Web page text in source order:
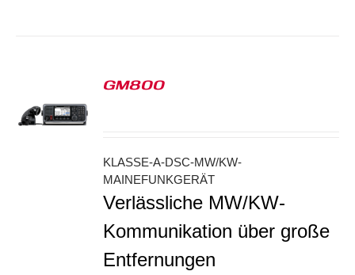
GM800
KLASSE-A-DSC-MW/KW-
MAINEFUNKGERÄT
Verlässliche MW/KW-
Kommunikation über große
Entfernungen